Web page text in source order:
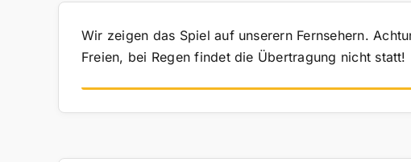
Wir zeigen das Spiel auf unserern Fernsehern.
Freien, bei Regen findet die Übertragung nicht statt!